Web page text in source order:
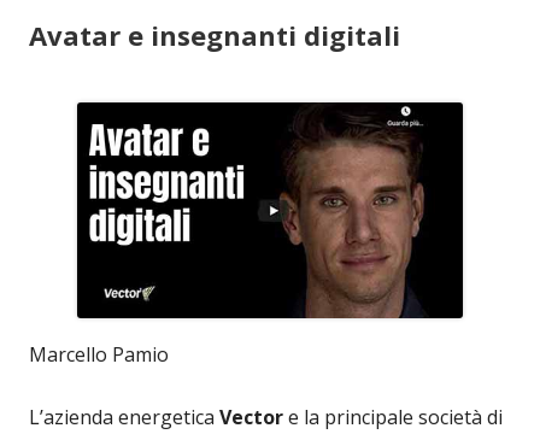
Avatar e insegnanti digitali
Marcello Pamio
L’azienda energetica Vectore la principale società di